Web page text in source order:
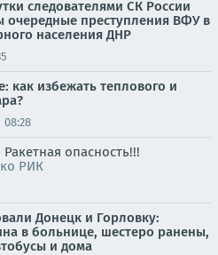
следователями СК России
очередные преступления ВФУ в
населения ДНР
как избежать теплового и
08:28
опасность!!!
РИК
Донецк и Горловку:
в больнице, шестеро ранены,
и дома